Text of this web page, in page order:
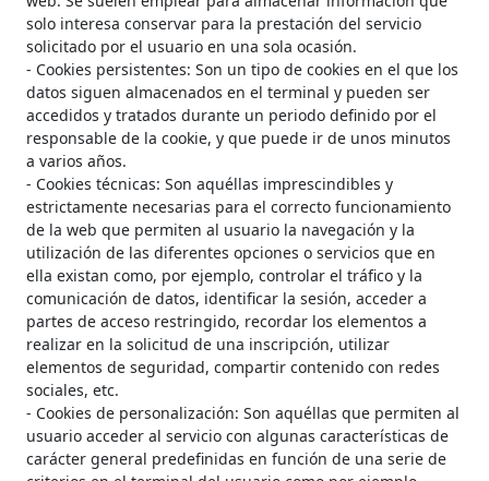
solo interesa conservar para la prestación del servicio
solicitado por el usuario en una sola ocasión.
- Cookies persistentes: Son un tipo de cookies en el que los
datos siguen almacenados en el terminal y pueden ser
accedidos y tratados durante un periodo definido por el
responsable de la cookie, y que puede ir de unos minutos
a varios años.
- Cookies técnicas: Son aquéllas imprescindibles y
estrictamente necesarias para el correcto funcionamiento
de la web que permiten al usuario la navegación y la
utilización de las diferentes opciones o servicios que en
ella existan como, por ejemplo, controlar el tráfico y la
comunicación de datos, identificar la sesión, acceder a
partes de acceso restringido, recordar los elementos a
realizar en la solicitud de una inscripción, utilizar
elementos de seguridad, compartir contenido con redes
sociales, etc.
- Cookies de personalización: Son aquéllas que permiten al
usuario acceder al servicio con algunas características de
carácter general predefinidas en función de una serie de